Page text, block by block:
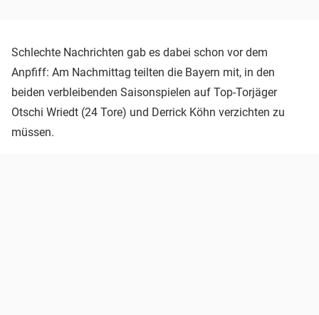
Schlechte Nachrichten gab es dabei schon vor dem
Anpfiff: Am Nachmittag teilten die Bayern mit, in den
beiden verbleibenden Saisonspielen auf Top-Torjäger
Otschi Wriedt (24 Tore) und Derrick Köhn verzichten zu
müssen.